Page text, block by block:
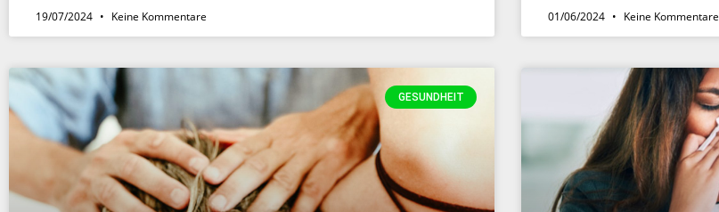
19/07/2024 Keine Kommentare 01/06/2024 Keine Kommentare
GESUNDHEIT